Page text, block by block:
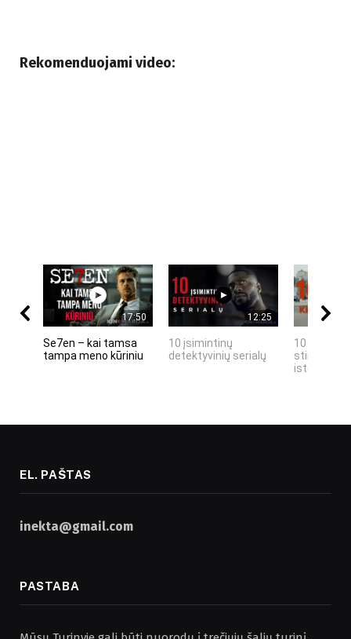
Rekomenduojami video:
17:50
Se7en – kai tamsa
tampa meno kūriniu
12:25
10 įsimintinų
detektyvinių serialų
10
istorijų
EL. PAŠTAS
inekta@gmail.com
PASTABA